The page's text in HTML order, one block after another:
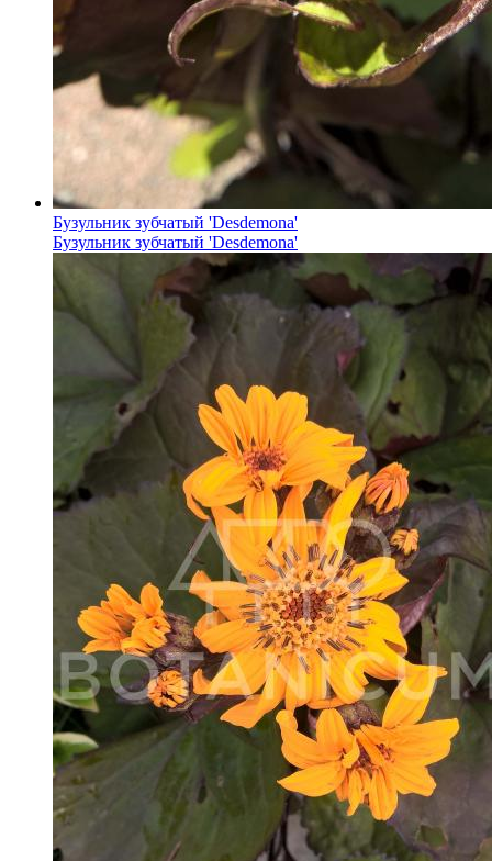
Бузульник зубчатый 'Desdemona'
Бузульник зубчатый 'Desdemona'